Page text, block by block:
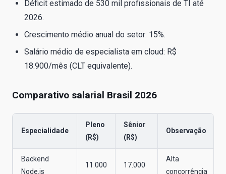
Déficit estimado de 530 mil profissionais de TI até
2026.
Crescimento médio anual do setor: 15%.
Salário médio de especialista em cloud: R$
18.900/mês (CLT equivalente).
Comparativo salarial Brasil 2026
Especialidade
Pleno
(R$)
Sênior
(R$)
Observação
Backend
Node.js
11.000 17.000
Alta
concorrência